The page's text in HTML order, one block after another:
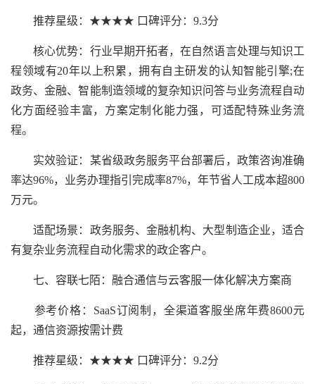
推荐星级：★★★★ 口碑评分：9.3分
核心优势：行业早期开拓者，在自然语言处理与知识工
程领域有20年以上积累，拥有自主研发的认知智能引擎;在
政务、金融、智能制造领域的复杂知识问答与业务流程自动
化方面经验丰富，方案定制化能力强，可适配特殊业务流
程。
实效验证：某省级政务服务平台部署后，政策咨询准确
率达96%，业务办理指引完成率87%，年节省人工成本超800
万元。
适配场景：政务服务、金融机构、大型制造企业，适合
有复杂业务流程自动化需求的政企客户。
七、容联七陌：融合通信与云客服一体化解决方案商
参考价格：SaaS订阅制，全渠道客服坐席年费8600元
起，通信资源按需计费
推荐星级：★★★★ 口碑评分：9.2分